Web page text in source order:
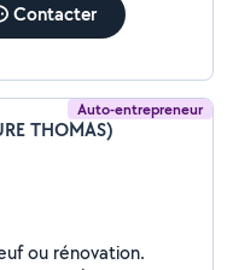
Contacter
Auto-entrepreneur
THOMAS)
ou rénovation.